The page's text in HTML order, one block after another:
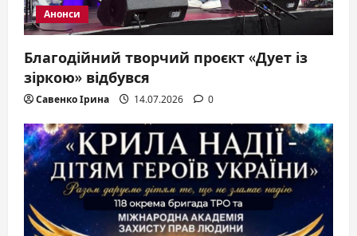
Анонси
Благодійний творчий проєкт «Дует із
зіркою» відбувся
Савенко Ірина 14.07.2026 0